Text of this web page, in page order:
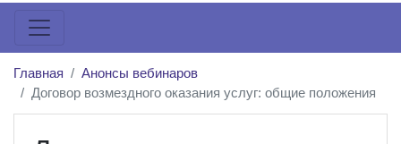
Главная
Анонсы вебинаров
Договор возмездного оказания услуг: общие положения